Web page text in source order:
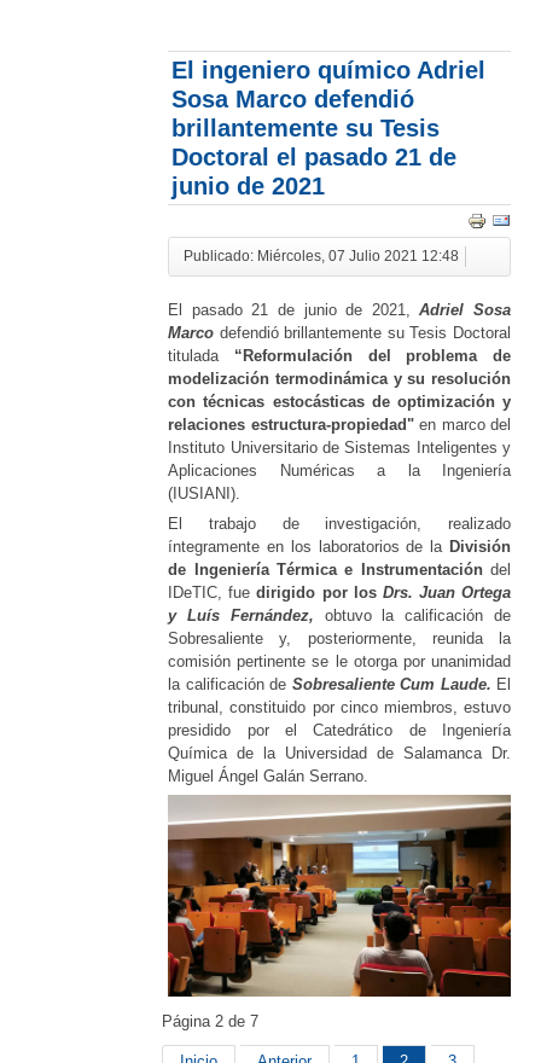
El ingeniero químico Adriel
Sosa Marco defendió
brillantemente su Tesis
Doctoral el pasado 21 de
junio de 2021
Publicado: Miércoles, 07 Julio 2021 12:48
El pasado 21 de junio de 2021,Adriel Sosa
Marco defendió brillantemente su Tesis Doctoral
titulada “Reformulación del problema de
modelización termodinámica y su resolución
con técnicas estocásticas de optimización y
relaciones estructura-propiedad"en marco del
Instituto Universitario de Sistemas Inteligentes y
Aplicaciones Numéricas a la Ingeniería
(IUSIANI).
El trabajo de investigación, realizado
íntegramente en los laboratorios de la División
de Ingeniería Térmica e Instrumentación del
IDeTIC, fuedirigido por los Drs. Juan Ortega
y Luís Fernández, obtuvo la calificación de
Sobresaliente y, posteriormente, reunida la
comisión pertinente se le otorga por unanimidad
la calificación de Sobresaliente Cum Laude. El
tribunal, constituido por cinco miembros, estuvo
presidido por el Catedrático de Ingeniería
Química de la Universidad de Salamanca Dr.
Miguel Ángel Galán Serrano.
Página 2 de 7